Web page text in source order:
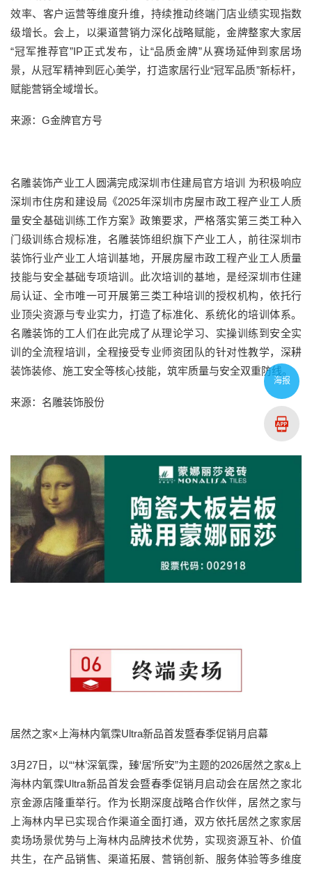
效率、客户运营等维度升维，持续推动终端门店业绩实现指数
级增长。会上，以渠道营销力深化战略赋能，金牌整家大家居
“冠军推荐官”IP正式发布，让“品质金牌”从赛场延伸到家居场
景，从冠军精神到匠心美学，打造家居行业“冠军品质”新标杆，
赋能营销全域增长。
来源：G金牌官方号
名雕装饰产业工人圆满完成深圳市住建局官方培训 为积极响应
深圳市住房和建设局《2025年深圳市房屋市政工程产业工人质
量安全基础训练工作方案》政策要求，严格落实第三类工种入
门级训练合规标准，名雕装饰组织旗下产业工人，前往深圳市
装饰行业产业工人培训基地，开展房屋市政工程产业工人质量
技能与安全基础专项培训。此次培训的基地，是经深圳市住建
局认证、全市唯一可开展第三类工种培训的授权机构，依托行
业顶尖资源与专业实力，打造了标准化、系统化的培训体系。
名雕装饰的工人们在此完成了从理论学习、实操训练到安全实
训的全流程培训，全程接受专业师资团队的针对性教学，深耕
装饰装修、施工安全等核心技能，筑牢质量与安全双重防线。
来源：名雕装饰股份
居然之家×上海林内氧霂Ultra新品首发暨春季促销月启幕
3月27日，以“‘林’深氧霂，臻‘居’所安”为主题的2026居然之家&上
海林内氧霂Ultra新品首发会暨春季促销月启动会在居然之家北
京金源店隆重举行。作为长期深度战略合作伙伴，居然之家与
上海林内早已实现合作渠道全面打通，双方依托居然之家家居
卖场场景优势与上海林内品牌技术优势，实现资源互补、价值
共生，在产品销售、渠道拓展、营销创新、服务体验等多维度
海报